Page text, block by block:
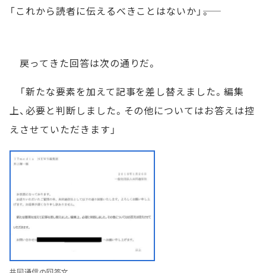
「これから読者に伝えるべきことはないか」――。
戻ってきた回答は次の通りだ。
「新たな要素を加えて記事を差し替えました。編集
上、必要と判断しました。その他についてはお答えは控
えさせていただきます」